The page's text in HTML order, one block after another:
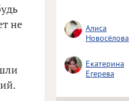
не
Алиса
Новосёлова
Екатерина
Егерева